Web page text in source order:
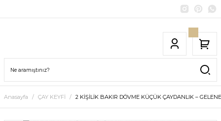
Anasayfa ÇAY KEYFİ 2 KİŞİLİK BAKIR DÖVME KÜÇÜK ÇAYDANLIK –